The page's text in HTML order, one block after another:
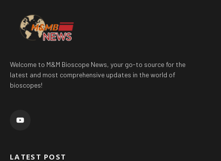
Welcome to M&M Bioscope News, your go-to source for the
latest and most comprehensive updates in the world of
bioscopes!
u
LATEST POST